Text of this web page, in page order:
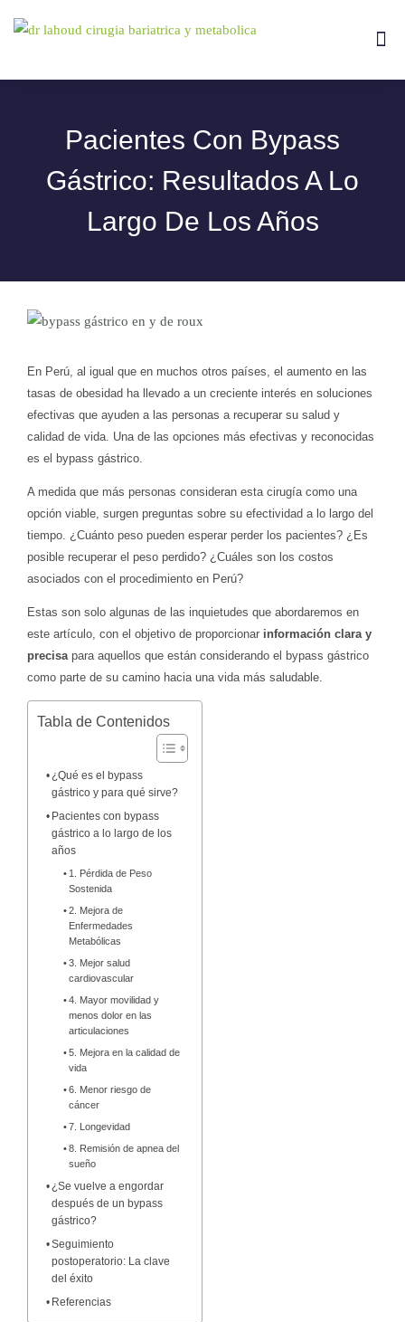
Pacientes Con Bypass
Gástrico: Resultados A Lo
Largo De Los Años
En Perú, al igual que en muchos otros países, el aumento en las
tasas de obesidad ha llevado a un creciente interés en soluciones
efectivas que ayuden a las personas a recuperar su salud y
calidad de vida. Una de las opciones más efectivas y reconocidas
es el bypass gástrico.
A medida que más personas consideran esta cirugía como una
opción viable, surgen preguntas sobre su efectividad a lo largo del
tiempo. ¿Cuánto peso pueden esperar perder los pacientes? ¿Es
posible recuperar el peso perdido? ¿Cuáles son los costos
asociados con el procedimiento en Perú?
Estas son solo algunas de las inquietudes que abordaremos en
este artículo, con el objetivo de proporcionar información clara y
precisapara aquellos que están considerando el bypass gástrico
como parte de su camino hacia una vida más saludable.
Tabla de Contenidos
¿Qué es el bypass
gástrico y para qué sirve?
Pacientes con bypass
gástrico a lo largo de los
años
1. Pérdida de Peso
Sostenida
2. Mejora de
Enfermedades
Metabólicas
3. Mejor salud
cardiovascular
4. Mayor movilidad y
menos dolor en las
articulaciones
5. Mejora en la calidad de
vida
6. Menor riesgo de
cáncer
7. Longevidad
8. Remisión de apnea del
sueño
¿Se vuelve a engordar
después de un bypass
gástrico?
Seguimiento
postoperatorio: La clave
del éxito
Referencias